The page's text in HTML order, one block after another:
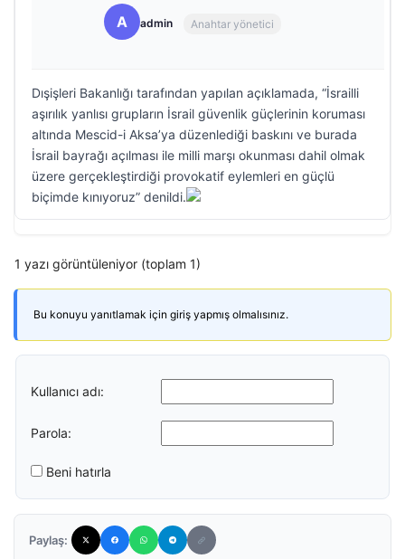
A admin Anahtar yönetici
Dışişleri Bakanlığı tarafından yapılan açıklamada, “İsrailli
aşırılık yanlısı grupların İsrail güvenlik güçlerinin koruması
altında Mescid-i Aksa’ya düzenlediği baskını ve burada
İsrail bayrağı açılması ile milli marşı okunması dahil olmak
üzere gerçekleştirdiği provokatif eylemleri en güçlü
biçimde kınıyoruz” denildi.
1 yazı görüntüleniyor (toplam 1)
Bu konuyu yanıtlamak için giriş yapmış olmalısınız.
Kullanıcı adı:
Parola:
Beni hatırla
Paylaş: